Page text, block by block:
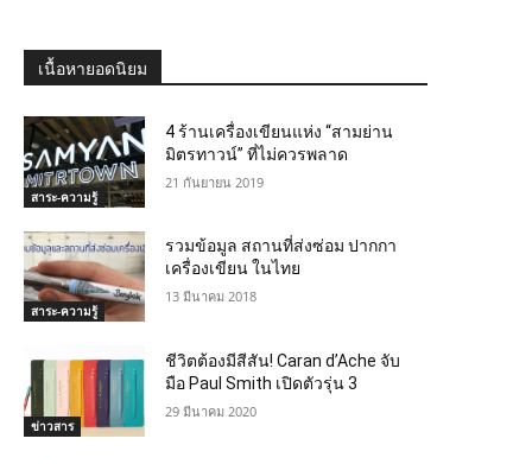
เนื้อหายอดนิยม
สาระ-ความรู้
4 ร้านเครื่องเขียนแห่ง “สามย่าน
มิตรทาวน์” ที่ไม่ควรพลาด
21 กันยายน 2019
สาระ-ความรู้
รวมข้อมูล สถานที่ส่งซ่อม ปากกา
เครื่องเขียน ในไทย
13 มีนาคม 2018
ข่าวสาร
ชีวิตต้องมีสีสัน! Caran d’Ache จับ
มือ Paul Smith เปิดตัวรุ่น 3
29 มีนาคม 2020